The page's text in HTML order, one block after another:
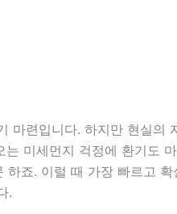
마련입니다. 하지만 현실의
미세먼지 걱정에 환기도
죠. 이럴 때 가장 빠르고 확
.